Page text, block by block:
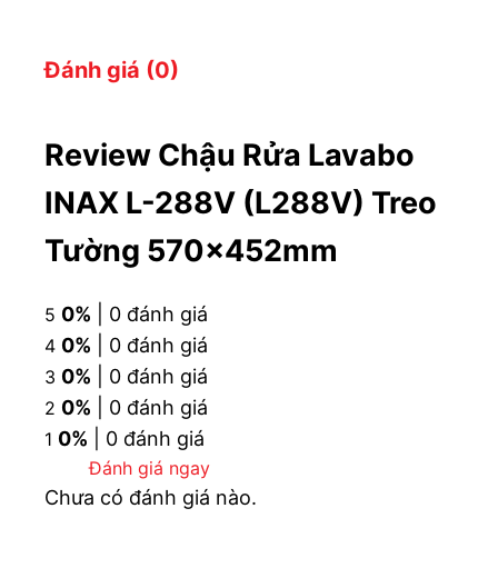
diện tích.
Chậu lavabo INAXL-288Vcó thể kết hợp với
Lòng chậu sâu giúp hạn chế tình trạng nước bắn
Chất liệu sứ vệ sinh cao cấp, độ bền cao, sáng
bóng dễ vệ sinh.
CAM KẾT CHÍNH HÃNG, ƯU ĐÃI HẤP DẪN, HỖ
TRỢ THANH TOÁN
TRẢ GÓP 0% LÃI SUẤT, GIAO HÀNG SIÊU TỐC
ĐẶT HÀNG NGAY
Đánh giá (0)
Review Chậu Rửa Lavabo
INAX L-288V (L288V) Treo
Tường 570x452mm
5 0% | 0 đánh giá
4 0% | 0 đánh giá
3 0% | 0 đánh giá
2 0% | 0 đánh giá
1 0% | 0 đánh giá
Đánh giá ngay
Chưa có đánh giá nào.